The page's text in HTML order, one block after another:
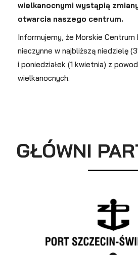
wielkanocnymi wystąpią
otwarcia naszego centrum.
Informujemy, że Morskie Centrum
nieczynne w najbliższą niedzielę
i poniedziałek (1 kwietnia) z
wielkanocnych.
GŁÓWNI